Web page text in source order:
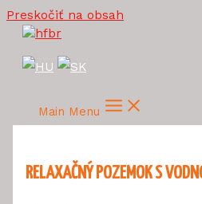
Preskočiť na obsah
Main Menu
RELAXAČNÝ POZEMOK S